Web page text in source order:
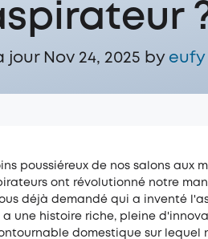
jour Nov 24, 2025 by eufy
poussiéreux de nos salons aux
ont révolutionné notre
déjà demandé qui a inventé
a une histoire riche, pleine
domestique sur lequel